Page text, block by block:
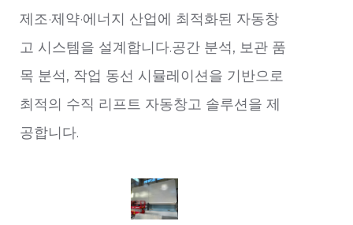
제조·제약·에너지 산업에 최적화된 자동창
고 시스템을 설계합니다.공간 분석, 보관 품
목 분석, 작업 동선 시뮬레이션을 기반으로
최적의 수직 리프트 자동창고 솔루션을 제
공합니다.